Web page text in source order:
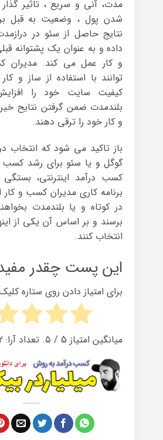
مدت، آنی و سریع ، تاثیر
شدن پول ، وضعیت به قبل
نتایج حاصل از سئو در
داده و به عنوان یک پشتوانه
و کار عمل می کند.
توانند با استفاده از ساز و
کیفیت سایت خود را
بلندمدت ضمن گرفتن نتایح
و کار خود را ترقی دهند.
باز تاکید می شود که انتخاب
گوگل و یا سئو برای رشد کسب
کسب درآمد اینترنتی، بستگی
برنامه کاری مدیران کسب و کار
در کوتاه و یا بلندمدت
برسند و بر اساس آن یکی از
انتخاب کنند.
این پست چقدر
برای امتیاز دادن روی ستاره
میانگین امتیاز 5/ ۵. تعداد آرا: